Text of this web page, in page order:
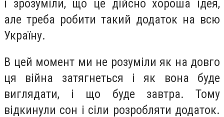
і зрозуміли, що це дійсно хороша ідея,
але треба робити такий додаток на всю
Україну.
В цей момент ми не розуміли як на довго
ця війна затягнеться і як вона буде
виглядати, і що буде завтра. Тому
відкинули сон і сіли розробляти додаток.